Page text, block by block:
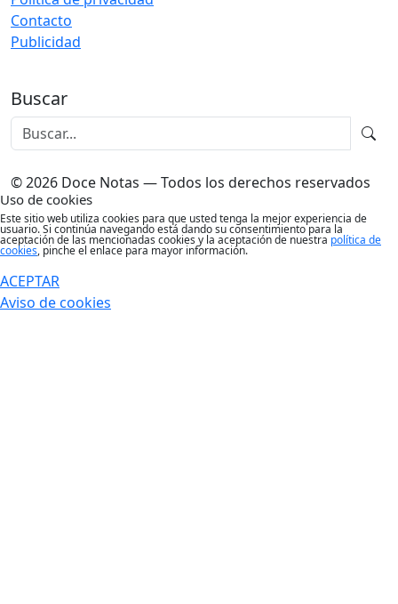
Contacto
Publicidad
Buscar
© 2026 Doce Notas — Todos los derechos reservados
Uso de cookies
Este sitio web utiliza cookies para que usted tenga la mejor experiencia de
usuario. Si continúa navegando está dando su consentimiento para la
aceptación de las mencionadas cookies y la aceptación de nuestra política de
cookies, pinche el enlace para mayor información.
ACEPTAR
Aviso de cookies